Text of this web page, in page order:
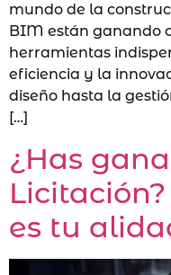
mundo de la
BIM están ganando
herramientas
eficiencia y la
diseño hasta la
[…]
¿Has
es tu